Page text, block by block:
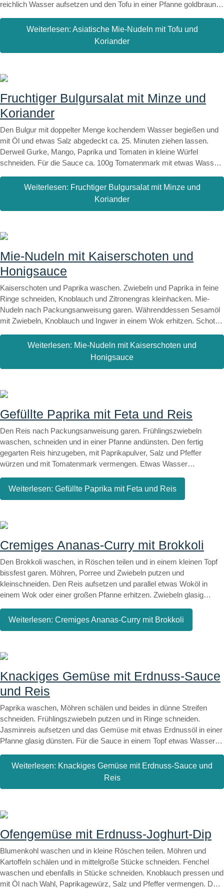
reichlich Wasser aufsetzen und den Tofu in einer Pfanne goldbraun
Mie-Nudeln und Tofu mit Koriandergrün und Thai-Basilikum anrichten
und mit Sojasauce, Zitrone und nach Geschmack mit etwas
Weiterlesen: Asiatische Mie-Nudeln mit Tofu und
Koriander
Fruchtiger Bulgursalat mit Minze und
Koriander
Den Bulgur mit doppelter Menge kochendem Wasser begießen und
mit Öl und etwas Salz abgedeckt ca. 25. Minuten ziehen lassen.
Derweil Gurke, Mango, Paprika und Tomaten in kleine Würfel
schneiden. Für die Sauce ca. 100g Tomatenmark mit etwas Wasser
etwas von dem Saft zum Tomatenmark hinzugeben. Korianderpulver
und Pfeffer dazugeben und je nach Geschmack etwas veganen
und der Mango unter den Bulgur rühren und fertig ist der fruchtige
Frühlingssalat!
Weiterlesen: Fruchtiger Bulgursalat mit Minze und
Koriander
Mie-Nudeln mit Kaiserschoten und
Honigsauce
Kaiserschoten und Paprika waschen. Zwiebeln und Paprika in feine
Ringe schneiden, Knoblauch und Zitronengras kleinhacken. Mie-
Nudeln nach Packungsanweisung garen. Währenddessen Sesamöl
mit Zwiebeln, Knoblauch und Ingwer in einem Wok erhitzen. Schoten
karamellisieren. Mit Sojasauce ablöschen und etwas Pfeffer würzen.
Dazu passt Tofu oder Seitan.
Weiterlesen: Mie-Nudeln mit Kaiserschoten und
Honigsauce
Gefüllte Paprika mit Feta und Reis
Den Reis nach Packungsanweisung garen. Frühlingszwiebeln
waschen, schneiden und in einer Pfanne andünsten. Den fertig
gegarten Reis hinzugeben, mit Paprikapulver, Salz und Pfeffer
würzen und mit Tomatenmark vermengen. Etwas Wasser
Stück der Paprika entfernen, aushöhlen und das Reisgemisch mit
dem geschnittenen Feta-Käse hineingeben. Den Deckel wieder auf
min garen.
Weiterlesen: Gefüllte Paprika mit Feta und Reis
Cremiges Ananas-Curry mit Brokkoli
Den Brokkoli waschen, in Röschen teilen und in einem kleinen Topf
bissfest garen. Möhren, Porree und Zwiebeln putzen und
kleinschneiden. Den Reis aufsetzen und parallel etwas Woköl in
einem Wok oder einer großen Pfanne erhitzen. Zwiebeln glasig
scharf anbraten. Mit etwas Sojasauce ablöschen und kurz köcheln
lassen, danach die Kokosmilch hinzugeben und mit Curry und
kurz köcheln lassen und nach Bedarf mit etwas Stärke andicken. Mit
Reis servieren.
Weiterlesen: Cremiges Ananas-Curry mit Brokkoli
Knackiges Gemüse mit Erdnuss-Sauce
und Reis
Paprika waschen, Möhren schälen und beides in dünne Streifen
schneiden. Frühlingszwiebeln putzen und in Ringe schneiden.
Jasminreis aufsetzen und das Gemüse mit etwas Erdnussöl in einer
Pfanne glasig dünsten. Für die Sauce in einem Topf etwas Wasser
Kokosblütensirup hinzugeben und mit Kurkuma-Pulver, Chili und
Pfeffer abschmecken. Mit etwas Sojasahne abmildern. Erdnüsse
Weiterlesen: Knackiges Gemüse mit Erdnuss-Sauce und
Reis
Ofengemüse mit Erdnuss-Joghurt-Dip
Blumenkohl waschen und in kleine Röschen teilen. Möhren und
Kartoffeln schälen und in mittelgroße Stücke schneiden. Fenchel
waschen und ebenfalls in Stücke schneiden. Knoblauch pressen und
mit Öl nach Wahl, Paprikagewürz, Salz und Pfeffer vermengen. Das